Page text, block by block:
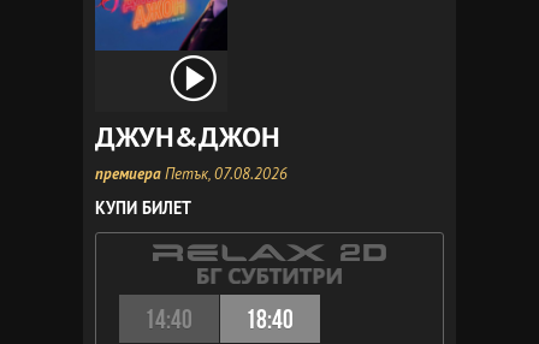
ДЖУН&ДЖОН
премиераПетък, 07.08.2026
КУПИ БИЛЕТ
14:40 18:40